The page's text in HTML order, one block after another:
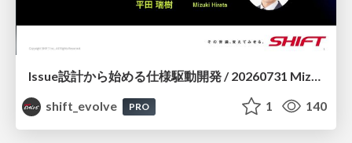
Issue設計から始める仕様駆動開発 / 20260731 Mizuki Hirata
shift_evolve
PRO 1 140